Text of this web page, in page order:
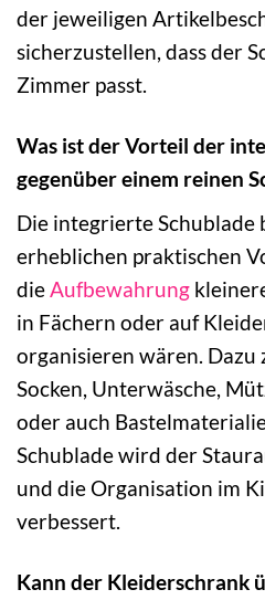
der jeweiligen
sicherzustellen, dass der
Zimmer passt.
Was ist der Vorteil der
gegenüber einem reinen
Die integrierte Schublade
erheblichen praktischen
dieAufbewahrung
in Fächern oder auf
organisieren wären. Dazu
Socken, Unterwäsche,
oder auch
Schublade wird der
und die Organisation im
verbessert.
Kann der Kleiderschrank